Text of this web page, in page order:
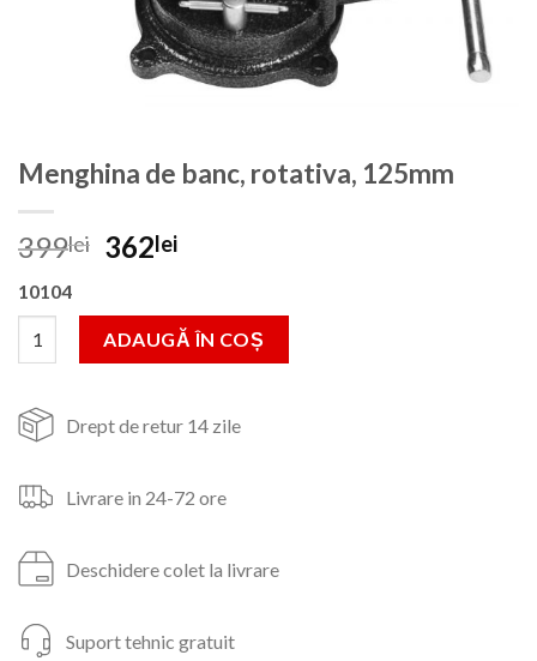
Menghina de banc, rotativa, 125mm
399lei Prețul
fost:
399lei.
362leiPrețul
362lei.
10104
Cantitate Menghina de banc, rotativa, 125mm
ADAUGĂ ÎN COȘ
Drept de retur 14 zile
Livrare in 24-72 ore
Deschidere colet la livrare
Suport tehnic gratuit